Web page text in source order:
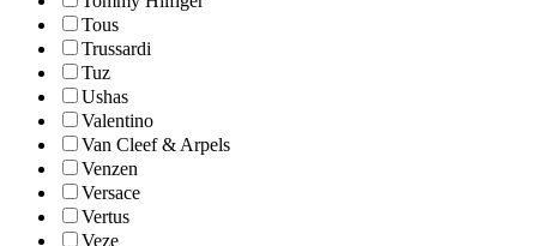
Tous
Trussardi
Tuz
Ushas
Valentino
Van Cleef & Arpels
Venzen
Versace
Vertus
Veze